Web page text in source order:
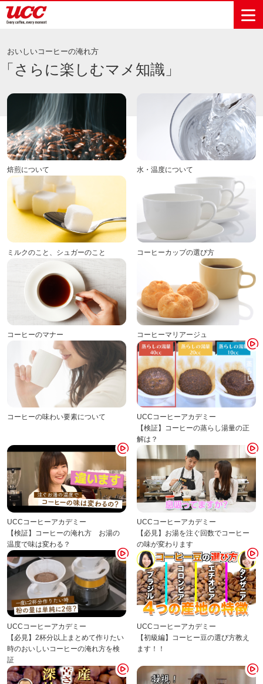
レギュラーコ
ーヒー
インスタント
コーヒー
ドリンク
コーヒーギフ
ト
器具・その他
おいしいコー
ヒーの淹れ方
コーヒー百科 レシピ UCCラボ
UCCのコーヒ
ーマガジン
UCCコーヒー
博物館
UCCコーヒー
アカデミー
工場見学
東京ディズニ
ーリゾート®︎
カフェのお仕
事体験
サステナビ
リティビジ
する手助けを
サステナブ
ルなコーヒ
ー調達
サステナビ
コーヒー×
健康
自然を豊かに
する手助けを
カーボンニ
ュートラル
ネイチャー
ポジティブ
サーキュラ
ーエコノミ
直営農園
ハワイ
ジャマイカ
Challenge
サステナビ
リティチャ
レンジ
Sustainability
Report
サステナビ
ート
セージ
パーパス
＆ バリュ
コーポレー
トメッセー
ジ
沿革
事業内容
コーヒー関
連事業
業務用サー
ビス事業
外食事業
地域・戦略
事業
グループサ
ポート
UCCの活動
サステナビ
リティ
採用活動
研究活動
UCC神戸コ
ーヒービレ
ッジ
ウェブマガ
ジン
おいしいコーヒーの淹れ方
「さらに楽しむマメ知識」
焙煎について 水・温度について
ミルクのこと、シュガーのこと コーヒーカップの選び方
コーヒーのマナー コーヒーマリアージュ
コーヒーの味わい要素について
UCCコーヒーアカデミー
【検証】コーヒーの蒸らし湯量の正
解は？
UCCコーヒーアカデミー
【検証】コーヒーの淹れ方 お湯の
温度で味は変わる？
UCCコーヒーアカデミー
【必見】お湯を注ぐ回数でコーヒー
の味が変わります
UCCコーヒーアカデミー
【必見】2杯分以上まとめて作りたい
時のおいしいコーヒーの淹れ方を検
証
UCCコーヒーアカデミー
【初級編】コーヒー豆の選び方教え
ます！！